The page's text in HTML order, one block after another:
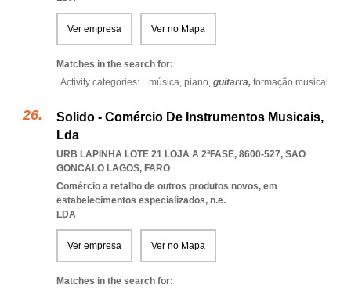
Ver empresa Ver no Mapa
Matches in the search for:
Activity categories: ...música, piano, guitarra, formação musical ...
Solido - Comércio De Instrumentos Musicais,
Lda
URB LAPINHA LOTE 21 LOJA A 2ªFASE, 8600-527, SAO
GONCALO LAGOS, FARO
Comércio a retalho de outros produtos novos, em
estabelecimentos especializados, n.e.
LDA
Ver empresa Ver no Mapa
Matches in the search for: